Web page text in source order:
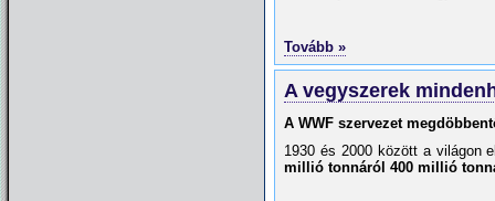
Tovább »
A vegyszerek
A WWF szervezet
1930 és 2000 között a világon
millió tonnáról 400 millió